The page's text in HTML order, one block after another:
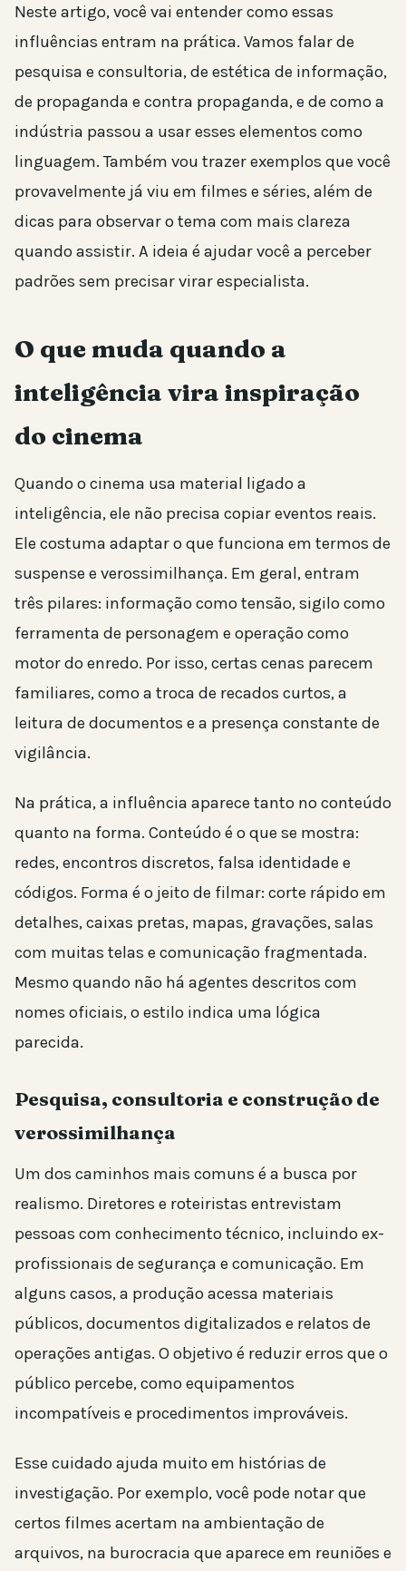
Neste artigo, você vai entender como essas
influências entram na prática. Vamos falar de
pesquisa e consultoria, de estética de informação,
de propaganda e contra propaganda, e de como a
indústria passou a usar esses elementos como
linguagem. Também vou trazer exemplos que você
provavelmente já viu em filmes e séries, além de
dicas para observar o tema com mais clareza
quando assistir. A ideia é ajudar você a perceber
padrões sem precisar virar especialista.
O que muda quando a
inteligência vira inspiração
do cinema
Quando o cinema usa material ligado a
inteligência, ele não precisa copiar eventos reais.
Ele costuma adaptar o que funciona em termos de
suspense e verossimilhança. Em geral, entram
três pilares: informação como tensão, sigilo como
ferramenta de personagem e operação como
motor do enredo. Por isso, certas cenas parecem
familiares, como a troca de recados curtos, a
leitura de documentos e a presença constante de
vigilância.
Na prática, a influência aparece tanto no conteúdo
quanto na forma. Conteúdo é o que se mostra:
redes, encontros discretos, falsa identidade e
códigos. Forma é o jeito de filmar: corte rápido em
detalhes, caixas pretas, mapas, gravações, salas
com muitas telas e comunicação fragmentada.
Mesmo quando não há agentes descritos com
nomes oficiais, o estilo indica uma lógica
parecida.
Pesquisa, consultoria e construção de
verossimilhança
Um dos caminhos mais comuns é a busca por
realismo. Diretores e roteiristas entrevistam
pessoas com conhecimento técnico, incluindo ex-
profissionais de segurança e comunicação. Em
alguns casos, a produção acessa materiais
públicos, documentos digitalizados e relatos de
operações antigas. O objetivo é reduzir erros que o
público percebe, como equipamentos
incompatíveis e procedimentos improváveis.
Esse cuidado ajuda muito em histórias de
investigação. Por exemplo, você pode notar que
certos filmes acertam na ambientação de
arquivos, na burocracia que aparece em reuniões e